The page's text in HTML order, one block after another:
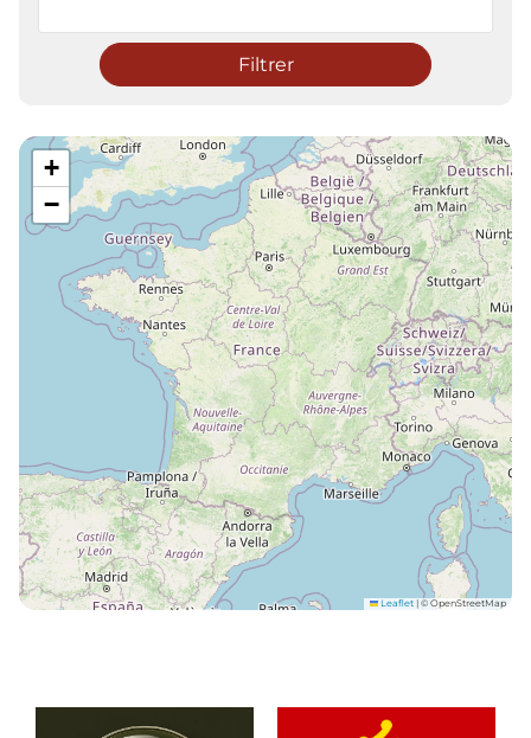
Filtrer
+
−
Leaflet © OpenStreetMap